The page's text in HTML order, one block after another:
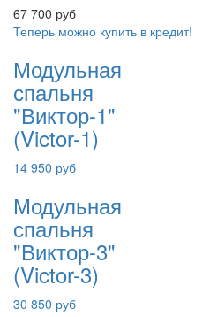
67 700 руб
Теперь можно купить в кредит!
Модульная
спальня
"Виктор-1"
(Victor-1)
14 950 руб
Модульная
спальня
"Виктор-3"
(Victor-3)
30 850 руб